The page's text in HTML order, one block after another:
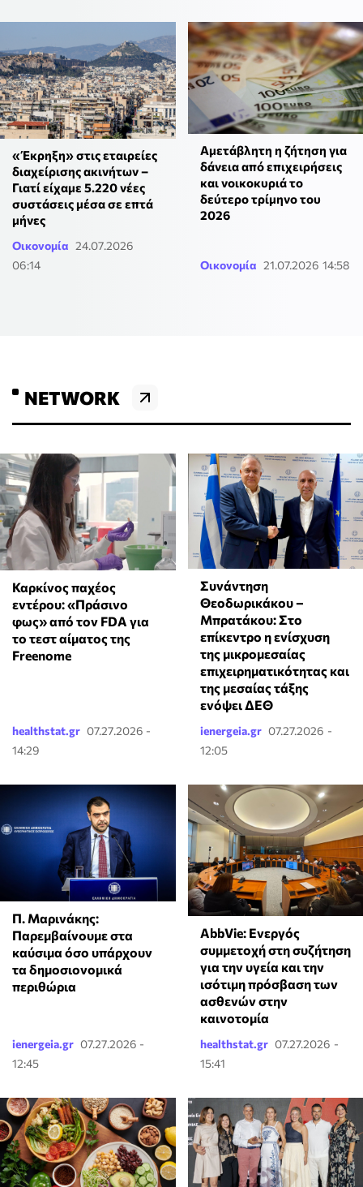
«Έκρηξη» στις εταιρείες
διαχείρισης ακινήτων –
Γιατί είχαμε 5.220 νέες
συστάσεις μέσα σε επτά
μήνες
Οικονομία 24.07.2026
06:14
Αμετάβλητη η ζήτηση για
δάνεια από επιχειρήσεις
και νοικοκυριά το
δεύτερο τρίμηνο του
2026
Οικονομία 21.07.2026 14:58
NETWORK
Καρκίνος παχέος
εντέρου: «Πράσινο
φως» από τον FDA για
το τεστ αίματος της
Freenome
healthstat.gr 07.27.2026 -
14:29
Συνάντηση
Θεοδωρικάκου –
Μπρατάκου: Στο
επίκεντρο η ενίσχυση
της μικρομεσαίας
επιχειρηματικότητας και
της μεσαίας τάξης
ενόψει ΔΕΘ
ienergeia.gr 07.27.2026 -
12:05
Π. Μαρινάκης:
Παρεμβαίνουμε στα
καύσιμα όσο υπάρχουν
τα δημοσιονομικά
περιθώρια
ienergeia.gr 07.27.2026 -
12:45
AbbVie: Ενεργός
συμμετοχή στη συζήτηση
για την υγεία και την
ισότιμη πρόσβαση των
ασθενών στην
καινοτομία
healthstat.gr 07.27.2026 -
15:41